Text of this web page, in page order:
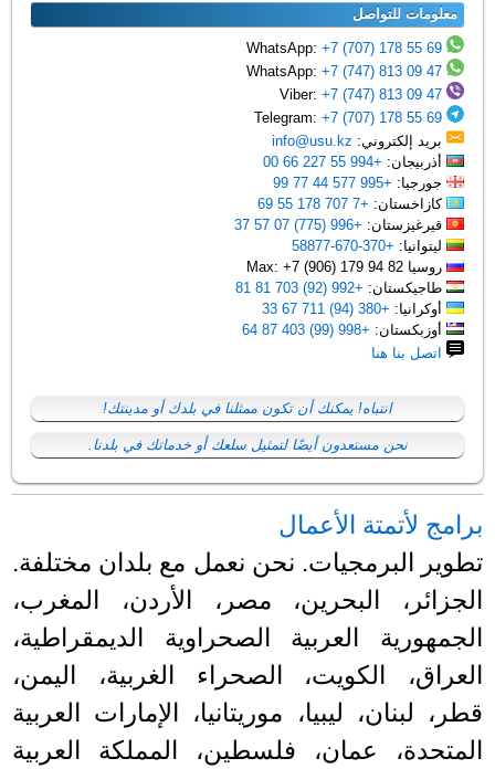
معلومات للتواصل
WhatsApp:
+7 (707) 178 55 69
WhatsApp:
+7 (747) 813 09 47
Viber:
+7 (747) 813 09 47
Telegram:
+7 (707) 178 55 69
بريد إلكتروني: info@usu.kz
أذربيجان: +994 55 227 66 00
جورجيا: +995 577 44 77 99
كازاخستان: +7 707 178 55 69
قيرغيزستان: +996 (775) 07 57 37
ليتوانيا: +370-670-58877
روسيا Max: +7 (906) 179 94 82
طاجيكستان: +992 (92) 703 81 81
أوكرانيا: +380 (94) 711 67 33
أوزبكستان: +998 (99) 403 87 64
اتصل بنا هنا
انتباه! يمكنك أن تكون ممثلنا في بلدك أو مدينتك!
نحن مستعدون أيضًا لتمثيل سلعك أو خدماتك في بلدنا.
برامج لأتمتة الأعمال
تطوير البرمجيات. نحن نعمل مع بلدان مختلفة.
الجزائر، البحرين، مصر، الأردن، المغرب،
الجمهورية العربية الصحراوية الديمقراطية،
العراق، الكويت، الصحراء الغربية، اليمن،
قطر، لبنان، ليبيا، موريتانيا، الإمارات العربية
المتحدة، عمان، فلسطين، المملكة العربية